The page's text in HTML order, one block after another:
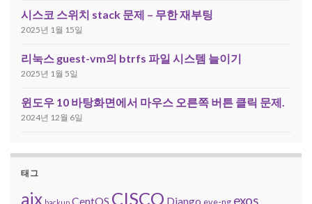
시스코 스위치 stack 문제 – 무한 재부팅
2025년 1월 15일
리눅스 guest-vm의 btrfs 파일 시스템 늘이기
2025년 1월 5일
윈도우 10 바탕화면에서 마우스 오른쪽 버튼 클릭 문제.
2024년 12월 6일
태그
aix backup CentOS CISCO Django exos